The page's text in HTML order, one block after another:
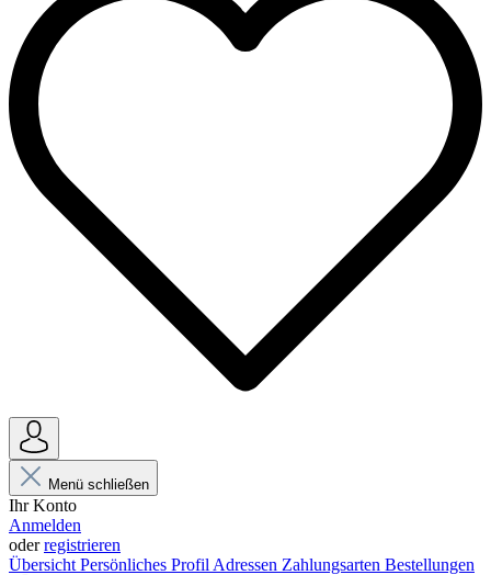
Menü schließen
Ihr Konto
Anmelden
oderregistrieren
Übersicht Persönliches Profil Adressen Zahlungsarten Bestellungen